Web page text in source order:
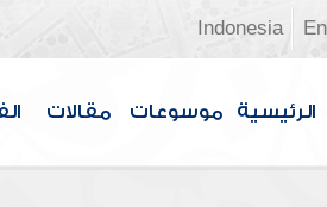
Indonesia
الرئيسية موسوعات مقالات